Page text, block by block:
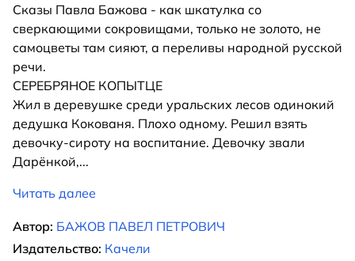
Сказы Павла Бажова - как шкатулка со
сверкающими сокровищами, только не золото, не
самоцветы там сияют, а переливы народной русской
речи.
СЕРЕБРЯНОЕ КОПЫТЦЕ
Жил в деревушке среди уральских лесов одинокий
дедушка Кокованя. Плохо одному. Решил взять
девочку-сироту на воспитание. Девочку звали
Дарёнкой,...
Читать далее
Автор: БАЖОВ ПАВЕЛ ПЕТРОВИЧ
Издательство: Качели